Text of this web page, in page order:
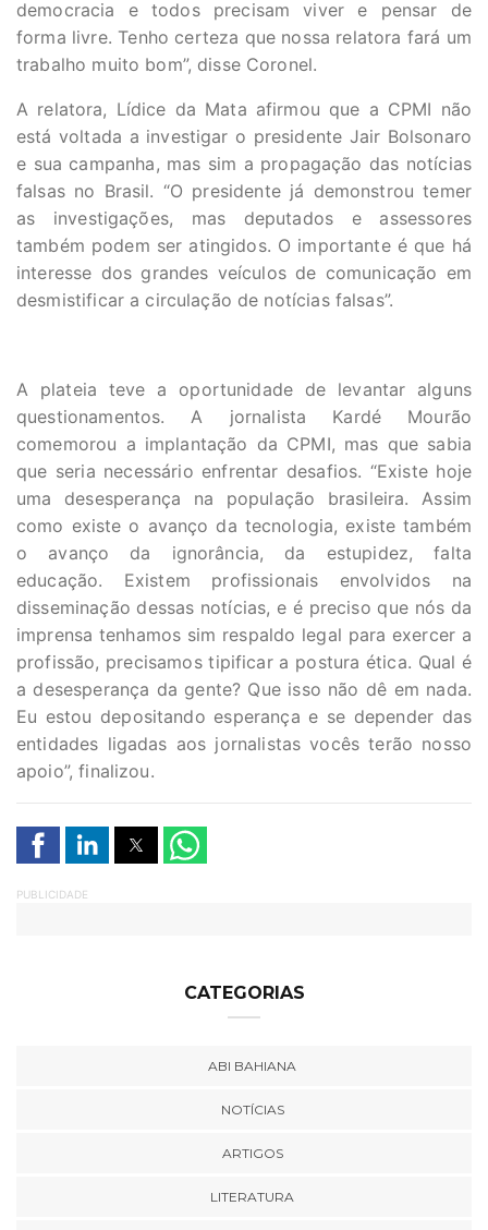
democracia e todos precisam viver e pensar de
forma livre. Tenho certeza que nossa relatora fará um
trabalho muito bom”, disse Coronel.
A relatora, Lídice da Mata afirmou que a CPMI não
está voltada a investigar o presidente Jair Bolsonaro
e sua campanha, mas sim a propagação das notícias
falsas no Brasil. “O presidente já demonstrou temer
as investigações, mas deputados e assessores
também podem ser atingidos. O importante é que há
interesse dos grandes veículos de comunicação em
desmistificar a circulação de notícias falsas”.
A plateia teve a oportunidade de levantar alguns
questionamentos. A jornalista Kardé Mourão
comemorou a implantação da CPMI, mas que sabia
que seria necessário enfrentar desafios. “Existe hoje
uma desesperança na população brasileira. Assim
como existe o avanço da tecnologia, existe também
o avanço da ignorância, da estupidez, falta
educação. Existem profissionais envolvidos na
disseminação dessas notícias, e é preciso que nós da
imprensa tenhamos sim respaldo legal para exercer a
profissão, precisamos tipificar a postura ética. Qual é
a desesperança da gente? Que isso não dê em nada.
Eu estou depositando esperança e se depender das
entidades ligadas aos jornalistas vocês terão nosso
apoio”, finalizou.
PUBLICIDADE
CATEGORIAS
ABI BAHIANA
NOTÍCIAS
ARTIGOS
LITERATURA